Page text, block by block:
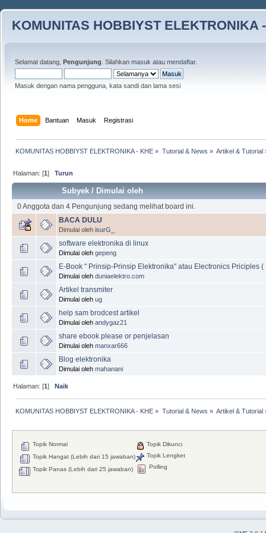
KOMUNITAS HOBBIYST ELEKTRONIKA
Selamat datang, Pengunjung . Silahkan masuk atau mendaftar.
Masuk dengan nama pengguna, kata sandi dan lama sesi
Home Bantuan Masuk Registrasi
KOMUNITAS HOBBIYST ELEKTRONIKA - KHE » Tutorial & News » Artikel & Tutorial
Halaman: [1]Turun
Subyek /Dimulai oleh
0 Anggota dan 4 Pengunjung sedang melihat board ini.
BACA DULU
Dimulai oleh isurG_
software elektronika di linux
Dimulai oleh gepeng
E-Book " Prinsip-Prinsip Elektronika" atau Electronics Priciples (
Dimulai oleh duniaelektro.com
Artikel transmiter
Dimulai oleh ug
help sam brodcest artikel
Dimulai oleh andygaz21
share ebook please or penjelasan
Dimulai oleh manxar666
Blog elektronika
Dimulai oleh mahanani
Halaman: [1]Naik
KOMUNITAS HOBBIYST ELEKTRONIKA - KHE » Tutorial & News » Artikel & Tutorial
Topik Normal
Topik Hangat (Lebih dari 15 jawaban)
Topik Panas (Lebih dari 25 jawaban)
Topik Dikunci
Topik Lengket
Polling